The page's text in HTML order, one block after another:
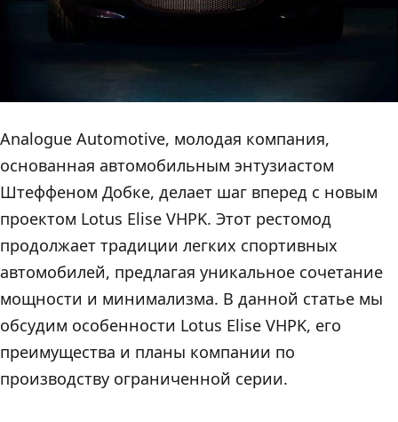
Analogue Automotive, молодая компания,
основанная автомобильным энтузиастом
Штеффеном Добке, делает шаг вперед с новым
проектом Lotus Elise VHPK. Этот рестомод
продолжает традиции легких спортивных
автомобилей, предлагая уникальное сочетание
мощности и минимализма. В данной статье мы
обсудим особенности Lotus Elise VHPK, его
преимущества и планы компании по
производству ограниченной серии.